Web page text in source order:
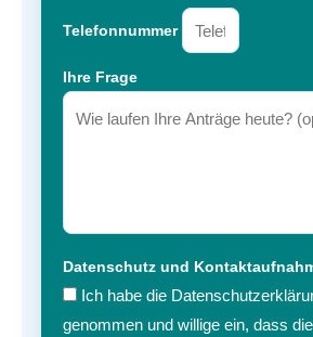
Telefonnummer
Ihre Frage
Datenschutz und
Ich habe die
genommen und willige ein, dass